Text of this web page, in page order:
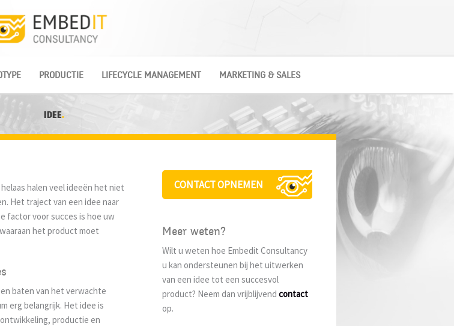
PRODUCTIE LIFECYCLE MANAGEMENT MARKETING & SALES
IDEE
halen veel ideeën het niet
Het traject van een idee naar
factor voor succes is hoe uw
het product moet
baten van het verwachte
erg belangrijk. Het idee is
productie en
CONTACT OPNEMEN
Meer weten?
Wilt u weten hoe Embedit Consultancy
u kan ondersteunen bij het uitwerken
van een idee tot een succesvol
product? Neem dan vrijblijvend contact
op.